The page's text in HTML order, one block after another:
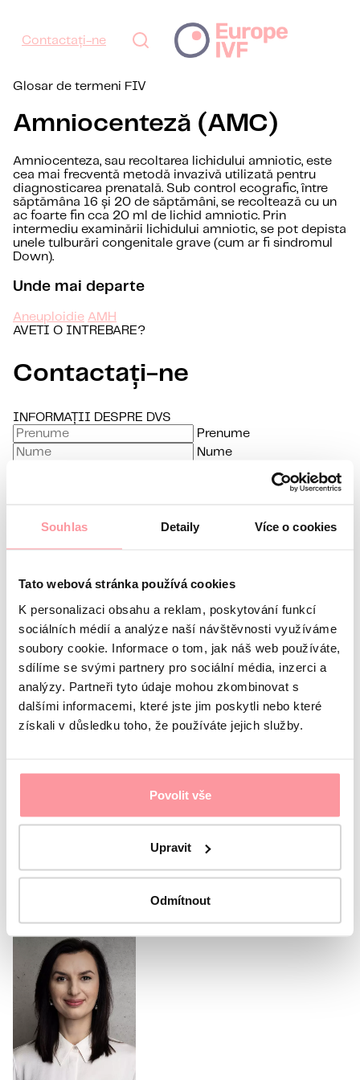
Souhlas Detaily Více o cookies
Tato webová stránka používá cookies
K personalizaci obsahu a reklam, poskytování funkcí
sociálních médií a analýze naší návštěvnosti využíváme
soubory cookie. Informace o tom, jak náš web používáte,
sdílíme se svými partnery pro sociální média, inzerci a
analýzy. Partneři tyto údaje mohou zkombinovat s
dalšími informacemi, které jste jim poskytli nebo které
získali v důsledku toho, že používáte jejich služby.
Povolit vše
Upravit
Odmítnout
Contactați-ne
Glosar de termeni FIV
Amniocenteză (AMC)
Amniocenteza, sau recoltarea lichidului amniotic, este
cea mai frecventă metodă invazivă utilizată pentru
diagnosticarea prenatală. Sub control ecografic, între
săptămâna 16 și 20 de săptămâni, se recoltează cu un
ac foarte fin cca 20 ml de lichid amniotic. Prin
intermediu examinării lichidului amniotic, se pot depista
unele tulburări congenitale grave (cum ar fi sindromul
Down).
Unde mai departe
Aneuploidie AMH
AVETI O INTREBARE?
Contactați-ne
INFORMAȚII DESPRE DVS
Prenume
Nume
Sunt interesat de
fie teamă să ne întrebați nimic
Toate comunicările sunt criptate folosind SSL și
sunt guvernate de politica noastră de confidențialitate
Politica de Confidențialitate
dumneavoastră
Sau sunați coordonatorul